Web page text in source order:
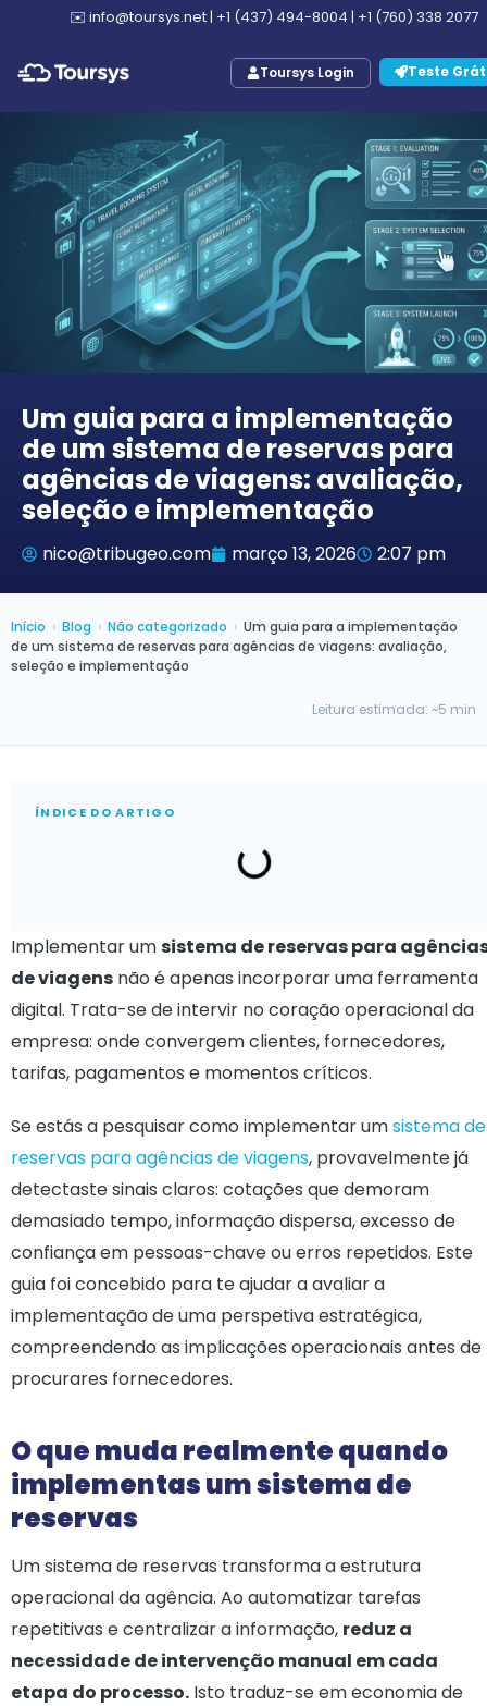
✉️ info@toursys.net| +1 (437) 494-8004 | +1 (760) 338 2077
Toursys Login Teste
Um guia para a implementação
de um sistema de reservas para
agências de viagens: avaliação,
seleção e implementação
nico@tribugeo.com março 13, 2026 2:07 pm
Início › Blog › Não categorizado › Um guia para a implementação
de um sistema de reservas para agências de viagens: avaliação,
seleção e implementação
Leitura estimada: ~5 min
ÍNDICE DO ARTIGO
Implementar umsistema de reservas para
de viagens não é apenas incorporar uma ferramenta
digital. Trata-se de intervir no coração operacional da
empresa: onde convergem clientes, fornecedores,
tarifas, pagamentos e momentos críticos.
Se estás a pesquisar como implementar umsistema de
reservas para agências de viagens, provavelmente já
detectaste sinais claros: cotações que demoram
demasiado tempo, informação dispersa, excesso de
confiança em pessoas-chave ou erros repetidos. Este
guia foi concebido para te ajudar a avaliar a
implementação de uma perspetiva estratégica,
compreendendo as implicações operacionais antes de
procurares fornecedores.
O que muda realmente quando
implementas um sistema de
reservas
Um sistema de reservas transforma a estrutura
operacional da agência. Ao automatizar tarefas
repetitivas e centralizar a informação, reduz a
necessidade de intervenção manual em cada
etapa do processo. Isto traduz-se em economia de